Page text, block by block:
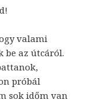
valami
be az útcáról.
próbál
sok időm van